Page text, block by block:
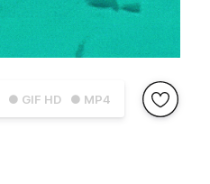
● GIF HD ● MP4